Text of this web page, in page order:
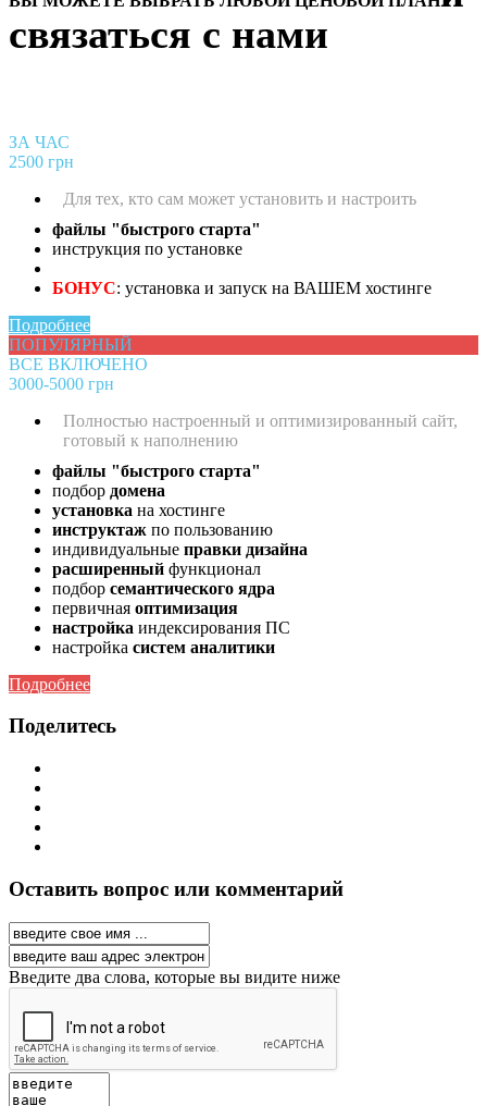
связаться с нами
ЗА ЧАС
2500 грн
Для тех, кто сам может установить и настроить
файлы "быстрого старта"
инструкция по установке
БОНУС: установка и запуск на ВАШЕМ хостинге
Подробнее
ПОПУЛЯРНЫЙ
ВСЕ ВКЛЮЧЕНО
3000-5000 грн
Полностью настроенный и оптимизированный сайт,
готовый к наполнению
файлы "быстрого старта"
подбор домена
установка на хостинге
инструктаж по пользованию
индивидуальные правки дизайна
расширенный функционал
подбор семантического ядра
первичная оптимизация
настройка индексирования ПС
настройка систем аналитики
Подробнее
Поделитесь
Оставить вопрос или комментарий
Введите два слова, которые вы видите ниже